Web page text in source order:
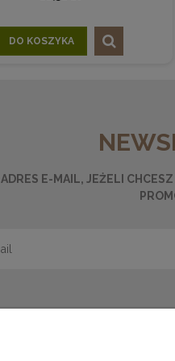
DO KOSZYKA
E-MAIL, JEŻELI